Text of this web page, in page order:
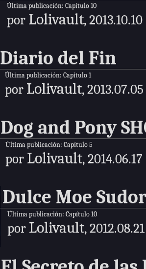
Última publicación: Capítulo 10
por Lolivault, 2013.10.10
Diario del Fin
Última publicación: Capítulo 1
por Lolivault, 2013.07.05
Dog and Pony
Última publicación: Capítulo 5
por Lolivault, 2014.06.17
Dulce Moe
Última publicación: Capítulo 10
por Lolivault, 2012.08.21